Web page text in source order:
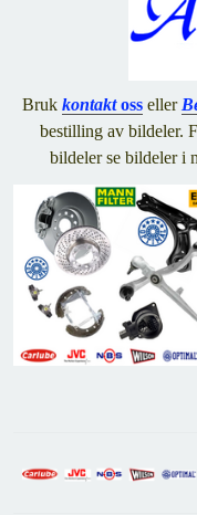
Bruk kontakt oss eller
bestilling av bildeler.
bildeler se bildeler i